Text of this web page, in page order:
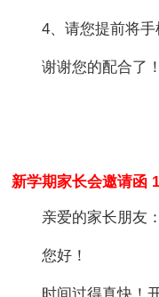
4、请您提前将手
谢谢您的配合了！
新学期家长会邀请函
亲爱的家长朋友：
您好！
时间过得真快！